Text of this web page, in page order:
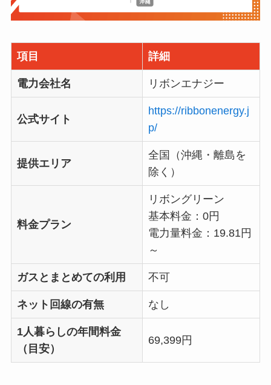
項目 詳細
電力会社名 リボンエナジー
公式サイト
https://ribbonenergy.j
p/
提供エリア
全国（沖縄・離島を
除く）
料金プラン
リボングリーン
基本料金：0円
電力量料金：19.81円
～
ガスとまとめての利用 不可
ネット回線の有無 なし
1人暮らしの年間料金
（目安）
69,399円